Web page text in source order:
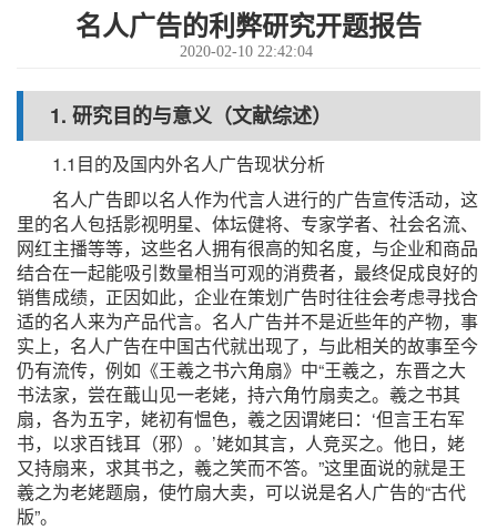
名人广告的利弊研究开题报告
2020-02-10 22:42:04
1. 研究目的与意义（文献综述）
1.1目的及国内外名人广告现状分析
名人广告即以名人作为代言人进行的广告宣传活动，这
里的名人包括影视明星、体坛健将、专家学者、社会名流、
网红主播等等，这些名人拥有很高的知名度，与企业和商品
结合在一起能吸引数量相当可观的消费者，最终促成良好的
销售成绩，正因如此，企业在策划广告时往往会考虑寻找合
适的名人来为产品代言。名人广告并不是近些年的产物，事
实上，名人广告在中国古代就出现了，与此相关的故事至今
仍有流传，例如《王羲之书六角扇》中“王羲之，东晋之大
书法家，尝在蕺山见一老姥，持六角竹扇卖之。羲之书其
扇，各为五字，姥初有愠色，羲之因谓姥曰：‘但言王右军
书，以求百钱耳（邪）。’姥如其言，人竞买之。他日，姥
又持扇来，求其书之，羲之笑而不答。”这里面说的就是王
羲之为老姥题扇，使竹扇大卖，可以说是名人广告的“古代
版”。